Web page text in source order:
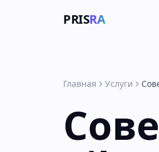
PRISRA
Главная Услуги